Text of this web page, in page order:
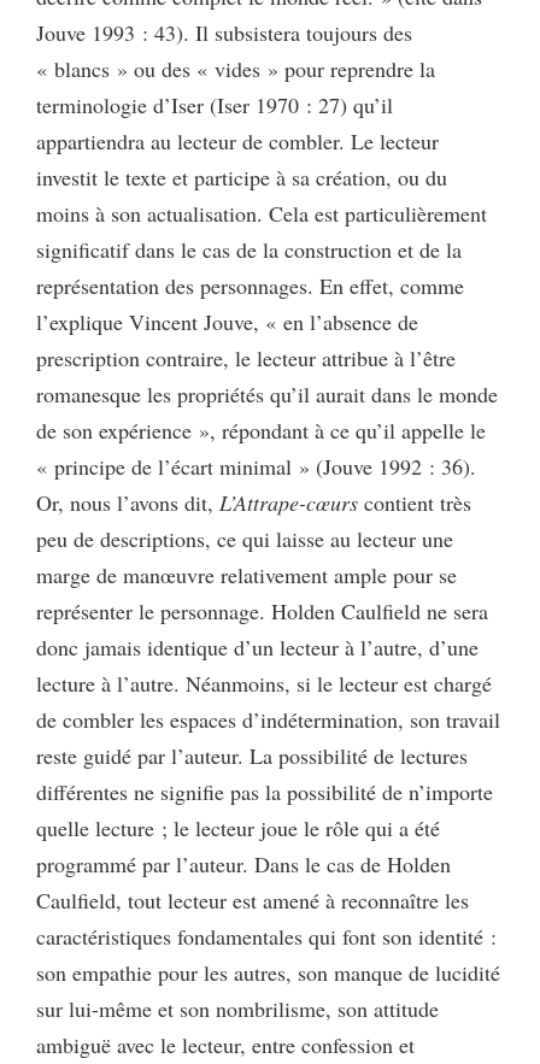
Jouve 1993 : 43). Il subsistera toujours des
« blancs » ou des « vides » pour reprendre la
terminologie d’Iser (Iser 1970 : 27) qu’il
appartiendra au lecteur de combler. Le lecteur
investit le texte et participe à sa création, ou du
moins à son actualisation. Cela est particulièrement
significatif dans le cas de la construction et de la
représentation des personnages. En effet, comme
l’explique Vincent Jouve, « en l’absence de
prescription contraire, le lecteur attribue à l’être
romanesque les propriétés qu’il aurait dans le monde
de son expérience », répondant à ce qu’il appelle le
« principe de l’écart minimal » (Jouve 1992 : 36).
Or, nous l’avons dit, L’Attrape-cœurs contient très
peu de descriptions, ce qui laisse au lecteur une
marge de manœuvre relativement ample pour se
représenter le personnage. Holden Caulfield ne sera
donc jamais identique d’un lecteur à l’autre, d’une
lecture à l’autre. Néanmoins, si le lecteur est chargé
de combler les espaces d’indétermination, son travail
reste guidé par l’auteur. La possibilité de lectures
différentes ne signifie pas la possibilité de n’importe
quelle lecture ; le lecteur joue le rôle qui a été
programmé par l’auteur. Dans le cas de Holden
Caulfield, tout lecteur est amené à reconnaître les
caractéristiques fondamentales qui font son identité :
son empathie pour les autres, son manque de lucidité
sur lui-même et son nombrilisme, son attitude
ambiguë avec le lecteur, entre confession et